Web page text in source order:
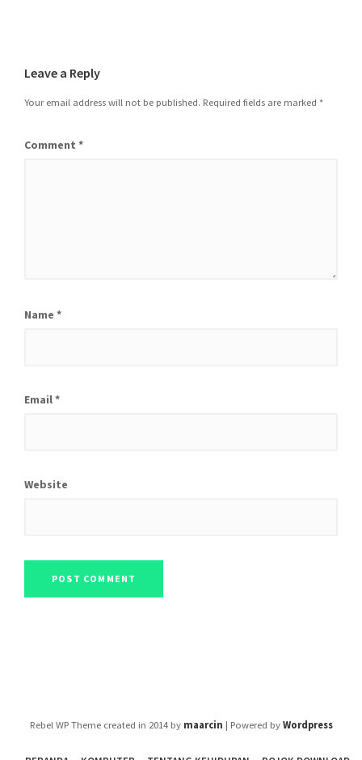
Leave a Reply
Your email address will not be published. Required fields are marked *
Comment *
Name *
Email*
Website
Rebel WP Theme created in 2014 by maarcin | Powered by Wordpress